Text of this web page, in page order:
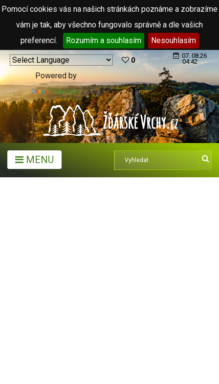
Pomocí cookies vás na našich stránkách poznáme a zobrazíme
vám je tak, aby všechno fungovalo správně a dle vašich
preferencí.
Rozumím a souhlasím Nesouhlasím
Powered by
Translate
0
07. 08.26
04:42
MENU